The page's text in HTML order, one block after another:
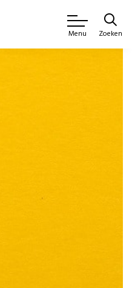
Menu Zoeken